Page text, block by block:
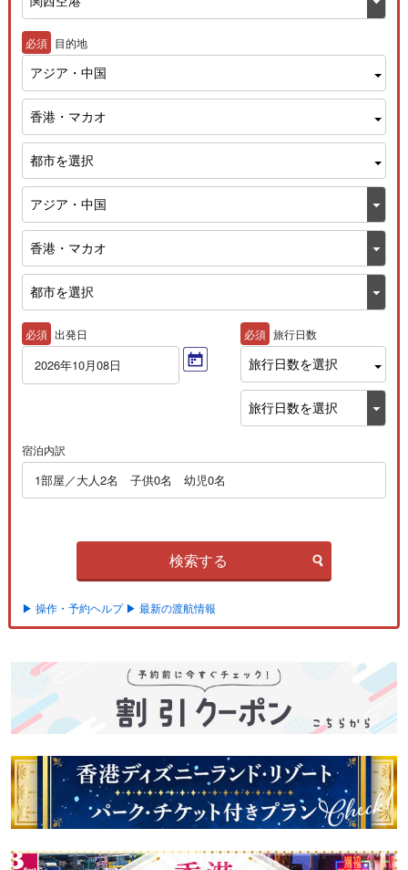
必須 目的地
アジア・中国
香港・マカオ
都市を選択
必須 出発日
2026年10月08日
必須 旅行日数
旅行日数を選択
宿泊内訳
1部屋／大人2名 子供0名 幼児0名
検索する
▶ 操作・予約ヘルプ ▶ 最新の渡航情報